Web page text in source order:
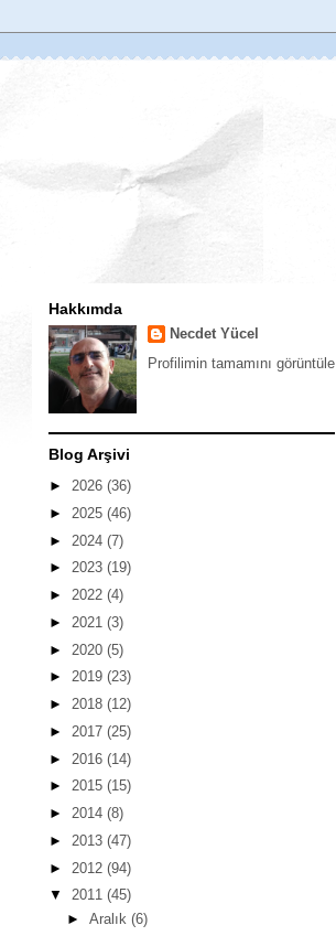
Hakkımda
Necdet Yücel
Profilimin tamamını görüntüle
Blog Arşivi
► 2026 (36)
► 2025 (46)
► 2024 (7)
► 2023 (19)
► 2022 (4)
► 2021 (3)
► 2020 (5)
► 2019 (23)
► 2018 (12)
► 2017 (25)
► 2016 (14)
► 2015 (15)
► 2014 (8)
► 2013 (47)
► 2012 (94)
▼ 2011 (45)
► Aralık (6)